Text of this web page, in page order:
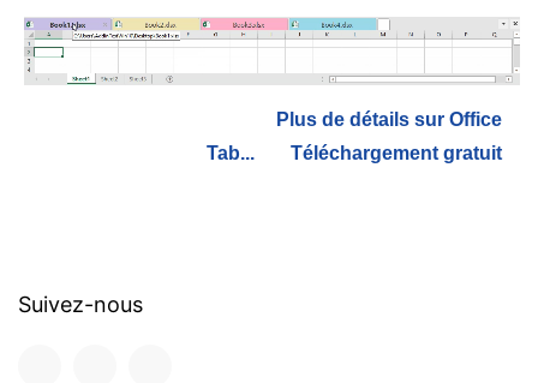
Plus de détails sur Office
Tab...
Téléchargement gratuit
Suivez-nous